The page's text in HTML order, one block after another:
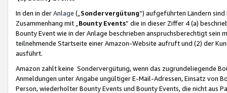
In den in derAnlage („ Sondervergütung“) aufgeführten Ländern
Zusammenhang mit „ Bounty Events“ die in dieser Ziffer 4 (a)
Bounty Event wie in der Anlage beschrieben anspruchsberechtigt sein
teilnehmende Startseite einer Amazon-Website aufruft und (2) der
ausführt.
Amazon zahlt keine Sondervergütung, wenn das zugrundeliegende
Anmeldungen unter Angabe ungültiger E-Mail-Adressen, Einsatz von
Person, wiederholter Bounty Events und Bounty Events, die nicht